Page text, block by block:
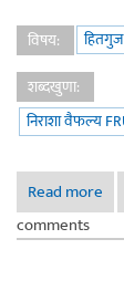
विषय: हितगुज
शब्दखुणा:
निराशा वैफल्य
Read more
comments